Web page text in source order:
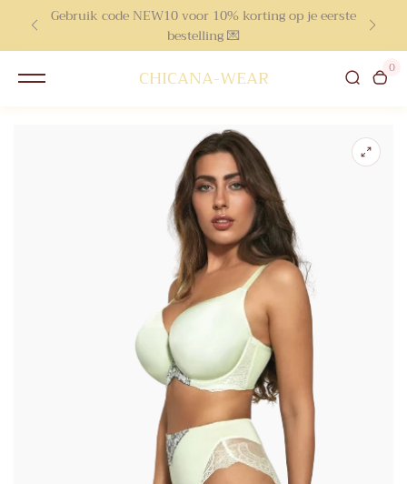
inhoud
Gebruik code NEW10 voor 10% korting op je eerste
bestelling 💌
CHICANA-WEAR 0